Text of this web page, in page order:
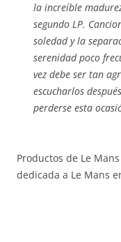
la increíble
segundo LP.
soledad y la
serenidad poco
vez debe ser tan
escucharlos
perderse esta
Productos de Le
dedicada a Le Mans